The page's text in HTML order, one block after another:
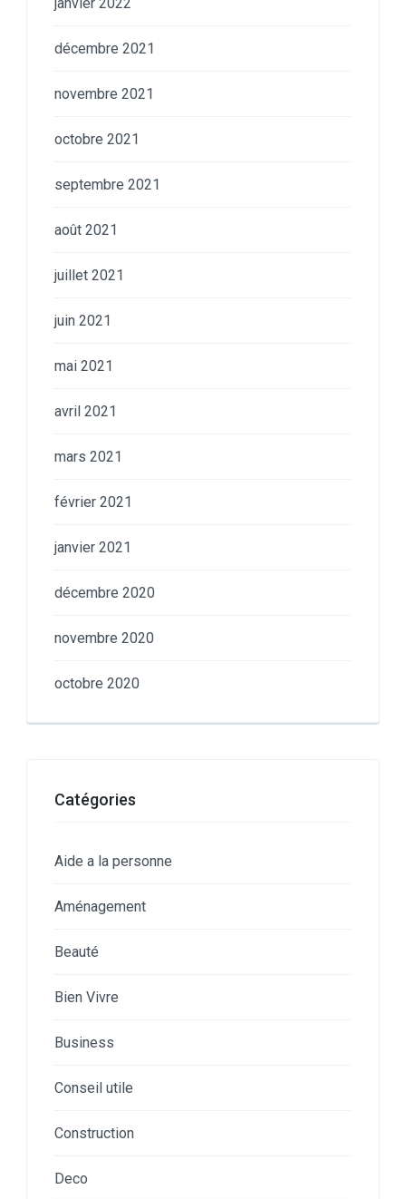
décembre 2021
novembre 2021
octobre 2021
septembre 2021
août 2021
juillet 2021
juin 2021
mai 2021
avril 2021
mars 2021
février 2021
janvier 2021
décembre 2020
novembre 2020
octobre 2020
Catégories
Aide a la personne
Aménagement
Beauté
Bien Vivre
Business
Conseil utile
Construction
Deco